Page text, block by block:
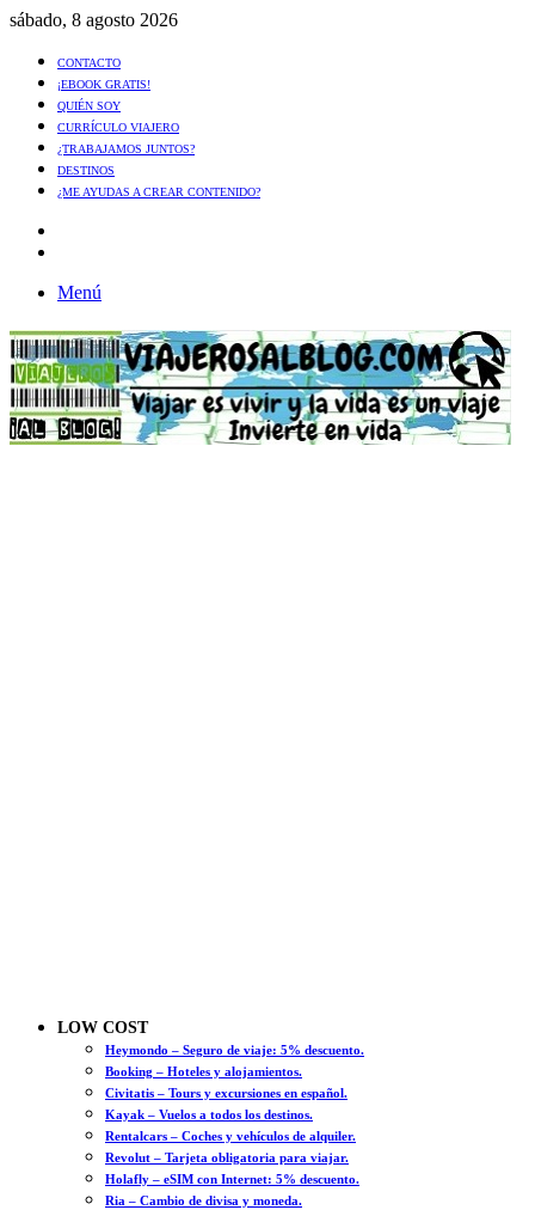
sábado, 8 agosto 2026
CONTACTO
¡EBOOK GRATIS!
QUIÉN SOY
CURRÍCULO VIAJERO
¿TRABAJAMOS JUNTOS?
DESTINOS
¿ME AYUDAS A CREAR CONTENIDO?
Menú
LOW COST
Heymondo – Seguro de viaje: 5% descuento.
Booking – Hoteles y alojamientos.
Civitatis – Tours y excursiones en español.
Kayak – Vuelos a todos los destinos.
Rentalcars – Coches y vehículos de alquiler.
Revolut – Tarjeta obligatoria para viajar.
Holafly – eSIM con Internet: 5% descuento.
Ria – Cambio de divisa y moneda.